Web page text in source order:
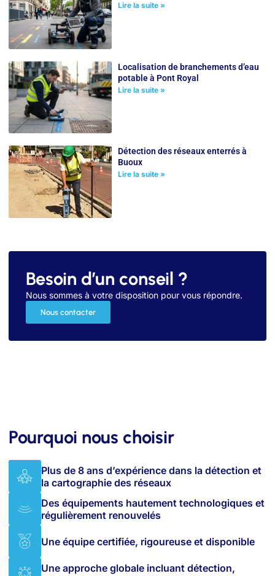
Lire la suite »
Localisation de branchements d’eau
potable à Pont Royal
Lire la suite »
Détection des réseaux enterrés à
Buoux
Lire la suite »
Besoin d’un conseil ?
Nous sommes à votre disposition pour vous répondre.
Nous contacter
Pourquoi nous choisir
Plus de 8 ans d’expérience dans la détection et
la cartographie des réseaux
Des équipements hautement technologiques et
régulièrement renouvelés
Une équipe certifiée, rigoureuse et disponible
Une approche globale incluant détection,